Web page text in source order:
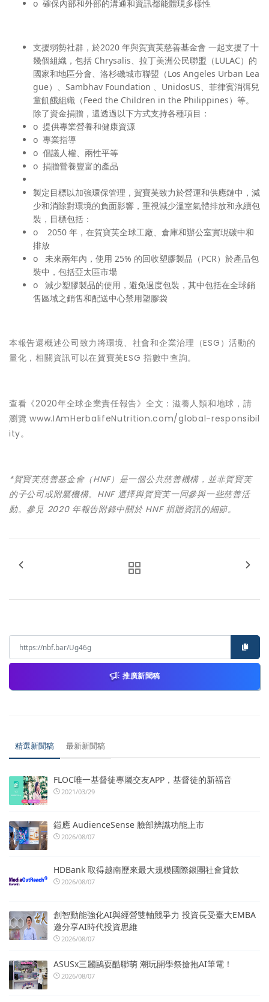
o 確保內部和外部的溝通和資訊都能體現多樣性
支援弱勢社群 ，於2020 年與賀寶芙慈善基金會 一起支援了十
幾個組織，包括 Chrysalis、拉丁美洲公民聯盟（LULAC）的
國家和地區分會、洛杉磯城市聯盟（Los Angeles Urban Lea
gue）、Sambhav Foundation 、UnidosUS、菲律賓消弭兒
童飢餓組織（Feed the Children in the Philippines）等。
除了資金捐贈，還透過以下方式支持各種項目：
o 提供專業營養和健康資源
o 專業指導
o 倡議人權、兩性平等
o 捐贈營養豐富的產品
製定目標以加強環保管理， 賀寶芙致力於營運和供應鏈中，減
少和消除對環境的負面影響，重視減少溫室氣體排放和永續包
裝，目標包括：
o 2050 年，在賀寶芙全球工廠、倉庫和辦公室實現碳中和
排放
o 未來兩年內，使用 25% 的回收塑膠製品（PCR）於產品包
裝中，包括亞太區市場
o 減少塑膠製品的使用，避免過度包裝，其中包括在全球銷
售區域之銷售和配送中心禁用塑膠袋
本報告還概述公司致力將環境、社會和企業治理（ESG）活動的
量化，相關資訊可以在賀寶芙ESG 指數中查詢。
查看《2020年全球企業責任報告》全文：滋養人類和地球，請
瀏覽www.IAmHerbalifeNutrition.com/global-responsibil
ity。
*賀寶芙慈善基金會（HNF）是一個公共慈善機構，並非賀寶芙
的子公司或附屬機構。HNF 選擇與賀寶芙一同參與一些慈善活
動。參見 2020 年報告附錄中關於 HNF 捐贈資訊的細節。
推廣新聞稿
精選新聞稿 最新新聞稿
FLOC唯一基督徒專屬交友APP，基督徒的新福音
2021/03/29
鎧應 AudienceSense 臉部辨識功能上市
2026/08/07
HDBank 取得越南歷來最大規模國際銀團社會貸款
2026/08/07
創智動能強化AI與經營雙軸競爭力 投資長受臺大EMBA
邀分享AI時代投資思維
2026/08/07
ASUSx三麗鷗耍酷聯萌 潮玩開學祭搶抱AI筆電！
2026/08/07